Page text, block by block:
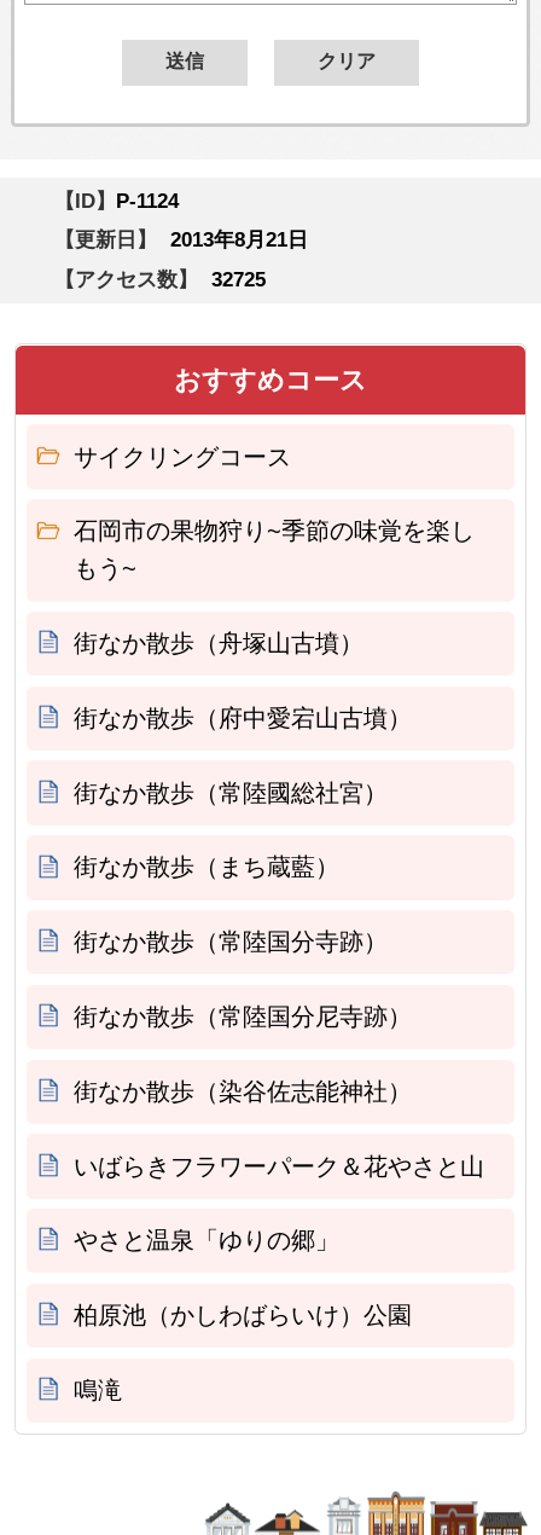
【ID】 P-1124
【更新日】
2013年8月21日
【アクセス数】
32725
おすすめコース
サイクリングコース
石岡市の果物狩り~季節の味覚を楽し
もう~
街なか散歩（舟塚山古墳）
街なか散歩（府中愛宕山古墳）
街なか散歩（常陸國総社宮）
街なか散歩（まち蔵藍）
街なか散歩（常陸国分寺跡）
街なか散歩（常陸国分尼寺跡）
街なか散歩（染谷佐志能神社）
いばらきフラワーパーク＆花やさと山
やさと温泉「ゆりの郷」
柏原池（かしわばらいけ）公園
鳴滝